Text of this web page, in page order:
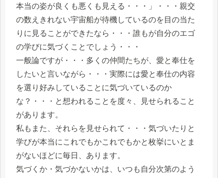
本当の姿が良くも悪くも見える・・・」・・・親交
の数えきれない宇宙船が待機しているのを目の当た
りに見ることができたなら・・・誰もが自分のエゴ
の学びに気づくことでしょう・・・
一般論ですが・・・多くの仲間たちが、愛と奉仕を
したいと言いながら・・・実際には愛と奉仕の内容
を選り好みしていることに気づいているのか
な？・・・と想われることを度々、見せられること
があります。
私もまた、それらを見せられて・・・気づいたりと
学びが本当にこれでもかこれでもかと枚挙にいとま
がないほどに毎日、あります。
気づくか・気づかないかは、いつも自分次第のよう